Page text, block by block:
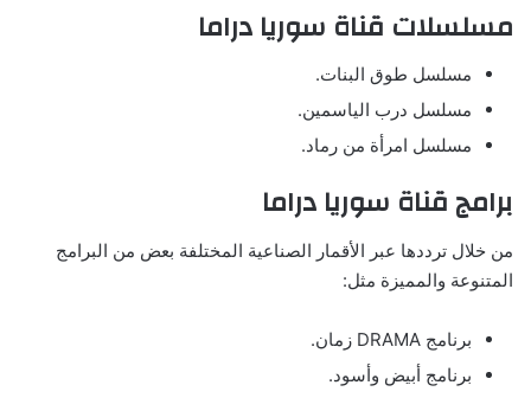
مسلسلات قناة سوريا دراما
مسلسل طوق البنات.
مسلسل درب الياسمين.
مسلسل امرأة من رماد.
برامج قناة سوريا دراما
من خلال ترددها عبر الأقمار الصناعية المختلفة بعض من البرامج
المتنوعة والمميزة مثل:
برنامج DRAMA زمان.
برنامج أبيض وأسود.